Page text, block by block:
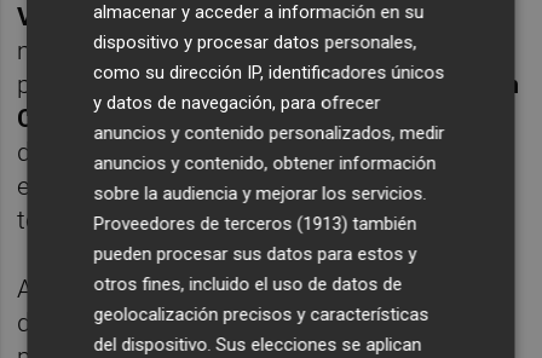
Vicente Vidal(Cs) ha indicado que las
modificaciones de crédito no deben ser una
práctica recurrente; y el concejal del PP
Juan
Carlos Redondoha destacado la "ineptitud"
del equipo de gobierno en la gestión
económica y la "falta de previsión" por no
tener los presupuestos aprobados.
Además, el pleno ha aprobado una moción
de PSPV-PSOE, Compromís y Podem-EU
almacenar y acceder a información en su
dispositivo y procesar datos personales,
como su dirección IP, identificadores únicos
y datos de navegación, para ofrecer
anuncios y contenido personalizados, medir
anuncios y contenido, obtener información
sobre la audiencia y mejorar los servicios.
Proveedores de terceros (1913) también
pueden procesar sus datos para estos y
otros fines, incluido el uso de datos de
geolocalización precisos y características
del dispositivo. Sus elecciones se aplican